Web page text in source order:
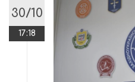
30/10
17:18